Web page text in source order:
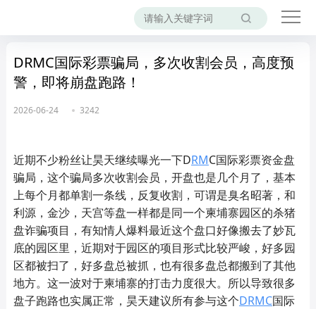
DRMC国际彩票骗局，多次收割会员，高度预
警，即将崩盘跑路！
2026-06-24 3242
近期不少粉丝让昊天继续曝光一下DRMC国际彩票资金盘
骗局，这个骗局多次收割会员，开盘也是几个月了，基本
上每个月都单割一条线，反复收割，可谓是臭名昭著，和
利源，金沙，天宫等盘一样都是同一个柬埔寨园区的杀猪
盘诈骗项目，有知情人爆料最近这个盘口好像搬去了妙瓦
底的园区里，近期对于园区的项目形式比较严峻，好多园
区都被扫了，好多盘总被抓，也有很多盘总都搬到了其他
地方。这一波对于柬埔寨的打击力度很大。所以导致很多
盘子跑路也实属正常，昊天建议所有参与这个DRMC国际